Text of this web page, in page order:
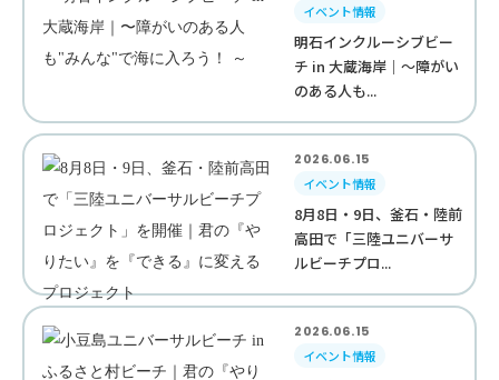
イベント情報
明石インクルーシブビー
チ in 大蔵海岸｜〜障がい
のある人も...
2026.06.15
イベント情報
8月8日・9日、釜石・陸前
高田で「三陸ユニバーサ
ルビーチプロ...
2026.06.15
イベント情報